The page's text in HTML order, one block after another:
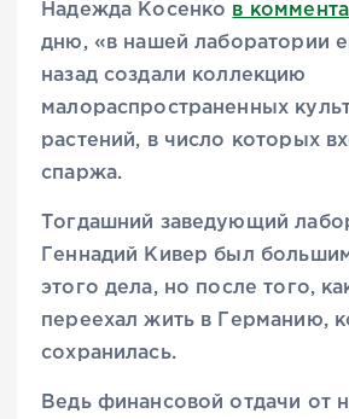
Надежда Косенко в
дню, «в нашей лаборатории
назад создали коллекцию
малораспространенных
растений, в число которых
спаржа.
Тогдашний заведующий
Геннадий Кивер был
этого дела, но после того,
переехал жить в Германию,
сохранилась.
Ведь финансовой отдачи от